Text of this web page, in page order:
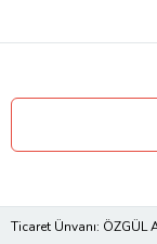
Ticaret Ünvanı: ÖZGÜL